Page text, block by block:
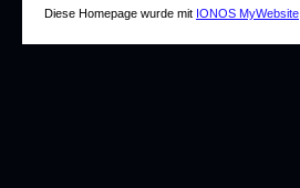
Diese Homepage wurde mit IONOS MyWebsite